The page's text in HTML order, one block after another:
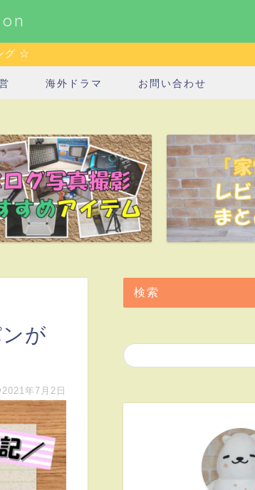
グ ☆
海外ドラマ お問い合わせ
が
年7月2日
検索